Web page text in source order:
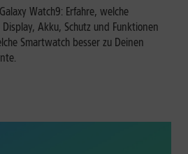
Watch9: Erfahre, welche
Akku, Schutz und Funktionen
Smartwatch besser zu Deinen